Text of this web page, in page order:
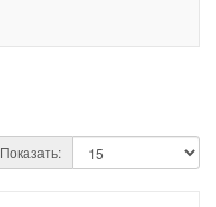
Показать: